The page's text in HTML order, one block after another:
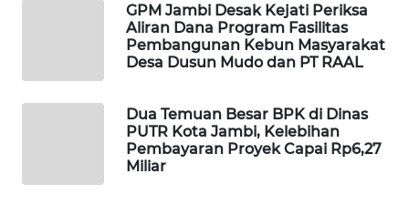
GPM Jambi Desak Kejati Periksa
Aliran Dana Program Fasilitas
Pembangunan Kebun Masyarakat
Desa Dusun Mudo dan PT RAAL
Dua Temuan Besar BPK di Dinas
PUTR Kota Jambi, Kelebihan
Pembayaran Proyek Capai Rp6,27
Miliar
LKKI